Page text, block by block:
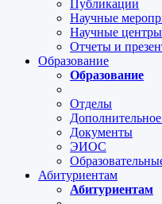
Публикации
Научные
Научные
Отчеты и
Образование
Образование
Отделы
Документы
ЭИОС
Абитуриентам
Абитуриентам